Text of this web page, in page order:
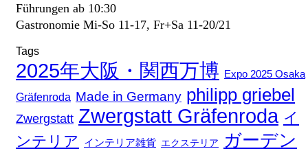
Führungen ab 10:30
Gastronomie Mi-So 11-17, Fr+Sa 11-20/21
Tags
2025年大阪・関西万博 Expo 2025 Osaka
Gräfenroda Made in Germany philipp griebel
Zwergstatt Zwergstatt Gräfenroda イ
ンテリア インテリア雑貨 エクステリア
ガーデン